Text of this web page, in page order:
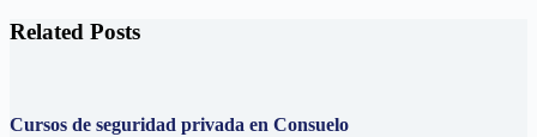
Related Posts
Cursos de seguridad privada en Consuelo